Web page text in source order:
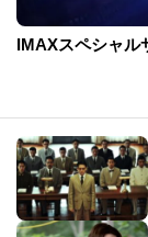
IMAXスペシャル